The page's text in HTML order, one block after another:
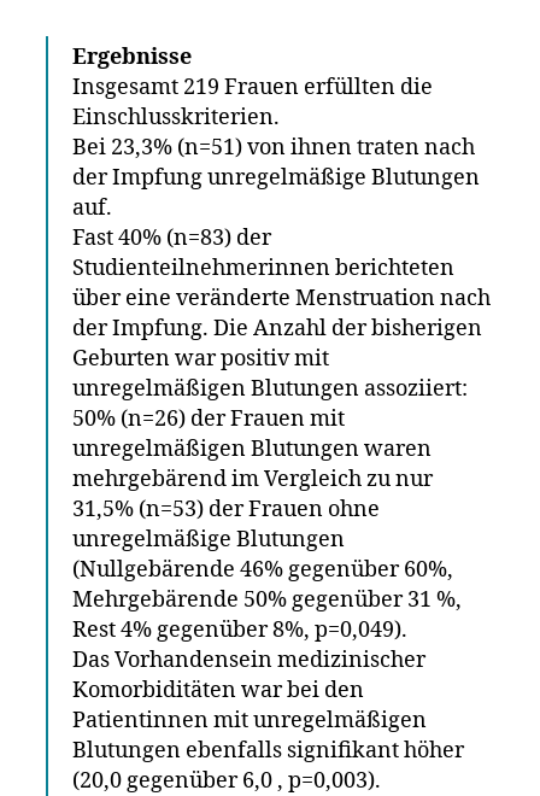
Ergebnisse
Insgesamt 219 Frauen erfüllten die
Einschlusskriterien.
Bei 23,3% (n=51) von ihnen traten nach
der Impfung unregelmäßige Blutungen
auf.
Fast 40% (n=83) der
Studienteilnehmerinnen berichteten
über eine veränderte Menstruation nach
der Impfung. Die Anzahl der bisherigen
Geburten war positiv mit
unregelmäßigen Blutungen assoziiert:
50% (n=26) der Frauen mit
unregelmäßigen Blutungen waren
mehrgebärend im Vergleich zu nur
31,5% (n=53) der Frauen ohne
unregelmäßige Blutungen
(Nullgebärende 46% gegenüber 60%,
Mehrgebärende 50% gegenüber 31 %,
Rest 4% gegenüber 8%, p=0,049).
Das Vorhandensein medizinischer
Komorbiditäten war bei den
Patientinnen mit unregelmäßigen
Blutungen ebenfalls signifikant höher
(20,0 gegenüber 6,0 , p=0,003).